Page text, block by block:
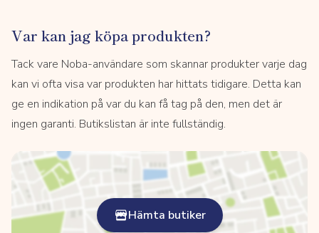
Var kan jag köpa produkten?
Tack vare Noba-användare som skannar produkter varje dag
kan vi ofta visa var produkten har hittats tidigare. Detta kan
ge en indikation på var du kan få tag på den, men det är
ingen garanti. Butikslistan är inte fullständig.
Hämta butiker